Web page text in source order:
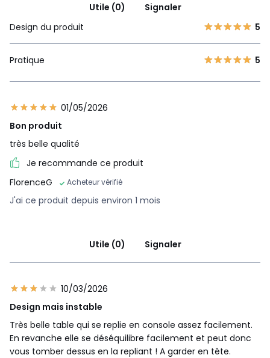
Utile (0)
Signaler
Design du produit
5
Pratique 5
01/05/2026
Bon produit
très belle qualité
Je recommande ce produit
FlorenceG
Acheteur vérifié
J'ai ce produit depuis environ 1 mois
Utile (0) Signaler
10/03/2026
Design mais instable
Très belle table qui se replie en console assez facilement.
En revanche elle se déséquilibre facilement et peut donc
vous tomber dessus en la repliant ! A garder en tête.